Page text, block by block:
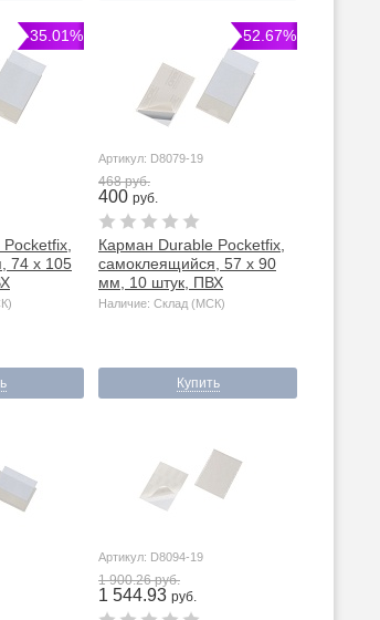
-35.01%
74 х 105
-52.67%
Артикул: D8079-19
468 руб.
400 руб.
Карман Durable Pocketfix,
самоклеящийся, 57 х 90
мм, 10 штук, ПВХ
Наличие: Склад (МСК)
Купить
Артикул: D8094-19
1 900.26 руб.
1 544.93 руб.